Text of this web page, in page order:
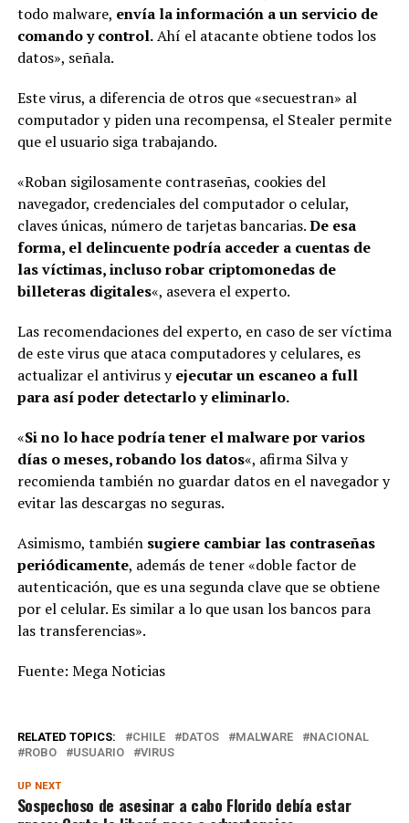
todo malware, envía la información a un servicio de
comando y control.Ahí el atacante obtiene todos los
datos», señala.
Este virus, a diferencia de otros que «secuestran» al
computador y piden una recompensa, el Stealer permite
que el usuario siga trabajando.
«Roban sigilosamente contraseñas, cookies del
navegador, credenciales del computador o celular,
claves únicas, número de tarjetas bancarias.De esa
forma, el delincuente podría acceder a cuentas de
las víctimas, incluso robar criptomonedas de
billeteras digitales«, asevera el experto.
Las recomendaciones del experto, en caso de ser víctima
de este virus que ataca computadores y celulares, es
actualizar el antivirus yejecutar un escaneo a full
para así poder detectarlo y eliminarlo.
«Si no lo hace podría tener el malware por varios
días o meses, robando los datos«, afirma Silva y
recomienda también no guardar datos en el navegador y
evitar las descargas no seguras.
Asimismo, tambiénsugiere cambiar las contraseñas
periódicamente, además de tener «doble factor de
autenticación, que es una segunda clave que se obtiene
por el celular. Es similar a lo que usan los bancos para
las transferencias».
Fuente: Mega Noticias
RELATED TOPICS: CHILE DATOS MALWARE
NACIONAL
ROBO
USUARIO VIRUS
UP NEXT
Sospechoso de asesinar a cabo Florido debía estar